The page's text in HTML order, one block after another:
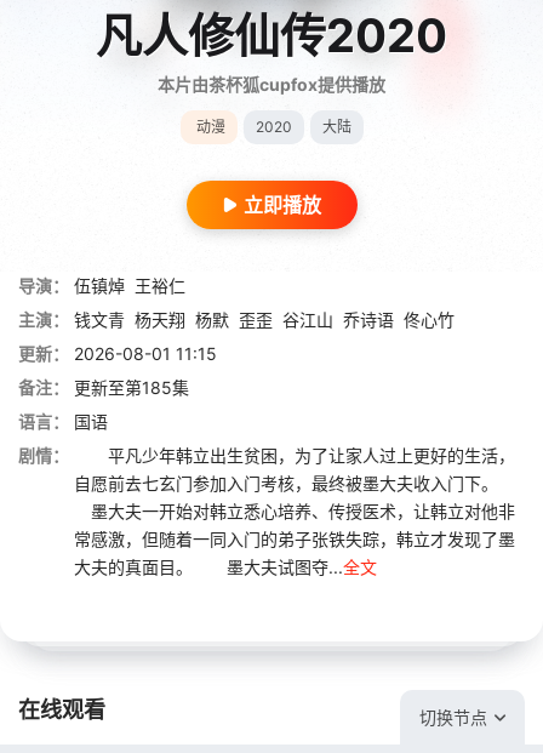
凡人修仙传2020
本片由茶杯狐cupfox提供播放
动漫 2020 大陆
立即播放
导演： 伍镇焯 王裕仁
主演：
钱文青 杨天翔 杨默 歪歪 谷江山 乔诗语 佟心竹
更新：
2026-08-01 11:15
备注：
更新至第185集
语言：
国语
剧情：
平凡少年韩立出生贫困，为了让家人过上更好的生活，
自愿前去七玄门参加入门考核，最终被墨大夫收入门下。
墨大夫一开始对韩立悉心培养、传授医术，让韩立对他非
常感激，但随着一同入门的弟子张铁失踪，韩立才发现了墨
大夫的真面目。 墨大夫试图夺...全文
在线观看 切换节点